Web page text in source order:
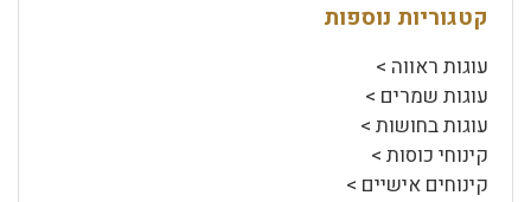
קטגוריות נוספות
עוגות ראווה >
עוגות שמרים >
עוגות בחושות >
קינוחי כוסות >
קינוחים אישיים >